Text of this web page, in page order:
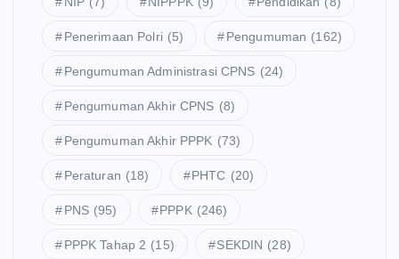
Penerimaan Polri (5) Pengumuman (162)
Pengumuman Administrasi CPNS (24)
Pengumuman Akhir CPNS (8)
Pengumuman Akhir PPPK (73)
Peraturan (18) PHTC (20)
PNS (95) PPPK (246)
PPPK Tahap 2 (15) SEKDIN (28)